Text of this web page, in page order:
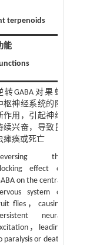
terpenoids
能
转GABA对果蝇
枢神经系统的阻
作用，引起神经
续兴奋，导致昆
瘫痪或死亡
the
effect of
on the central
system of
flies，causing
neural
，leading
paralysis or death